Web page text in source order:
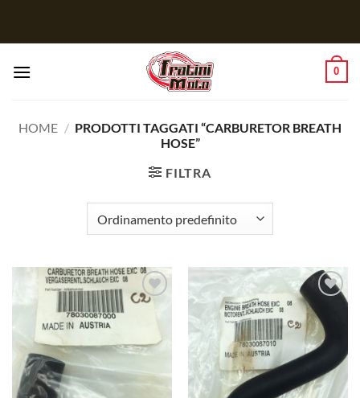
0
HOME / PRODOTTI TAGGATI “CARBURETOR BREATH
HOSE”
FILTRA
Aggiungi
desideri
Aggiungi
alla lista
dei
desideri